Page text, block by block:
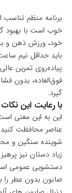
برنامه منظم
خوب است با بهبود
خود، ورزش ذهن و
باید حداقل نیم
پیاده‌روی تمرین
فوق‌العاده، بدون
گیرد.
با رعایت این
این به این معنی
عناصر محافظت
شوینده سنگین و
زیاد دستان نیز
دستشویی عمومی
صابون بدون عطر را